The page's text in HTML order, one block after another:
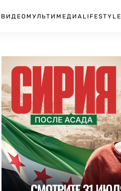
ВИДЕО МУЛЬТИМЕДИА LIFESTYLE